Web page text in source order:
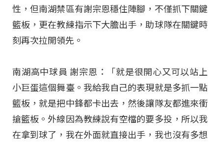
性，但南湖禁區有謝宗恩穩住陣腳，不僅抓下關鍵
籃板，更在教練指示下大膽出手，助球隊在關鍵時
刻再次拉開領先。
南湖高中球員 謝宗恩：「就是很開心又可以站上
小巨蛋這個舞臺。我給我自己的表現就是多抓一點
籃板，就是把中鋒都卡出去，然後讓隊友都進來衝
搶籃板。外線因為教練說有空檔的要多投，所以我
在拿到球了，我在外面就直接出手，我也沒有多想